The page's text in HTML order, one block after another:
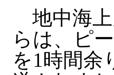
地中海上
らは、ピ
を1時間余